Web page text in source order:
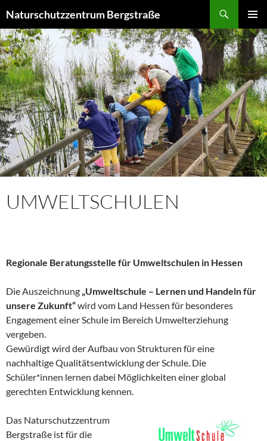
Naturschutzzentrum Bergstraße
MENÜ
INHALT
SPRINGEN
UMWELTSCHULEN
Regionale Beratungsstelle für Umweltschulen in Hessen
Die Auszeichnung „Umweltschule – Lernen und Handeln für
unsere Zukunft“wird vom Land Hessen für besonderes
Engagement einer Schule im Bereich Umwelterziehung
vergeben.
Gewürdigt wird der Aufbau von Strukturen für eine
nachhaltige Qualitätsentwicklung der Schule. Die
Schüler*innen lernen dabei Möglichkeiten einer global
gerechten Entwicklung kennen.
Das Naturschutzzentrum
Bergstraße ist für die